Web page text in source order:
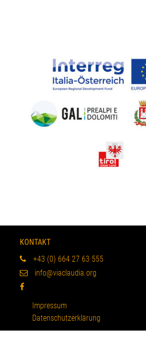
KONTAKT
+43 (0) 664 27 63 555
info@viaclaudia.org
Impressum
Datenschutzerklärung